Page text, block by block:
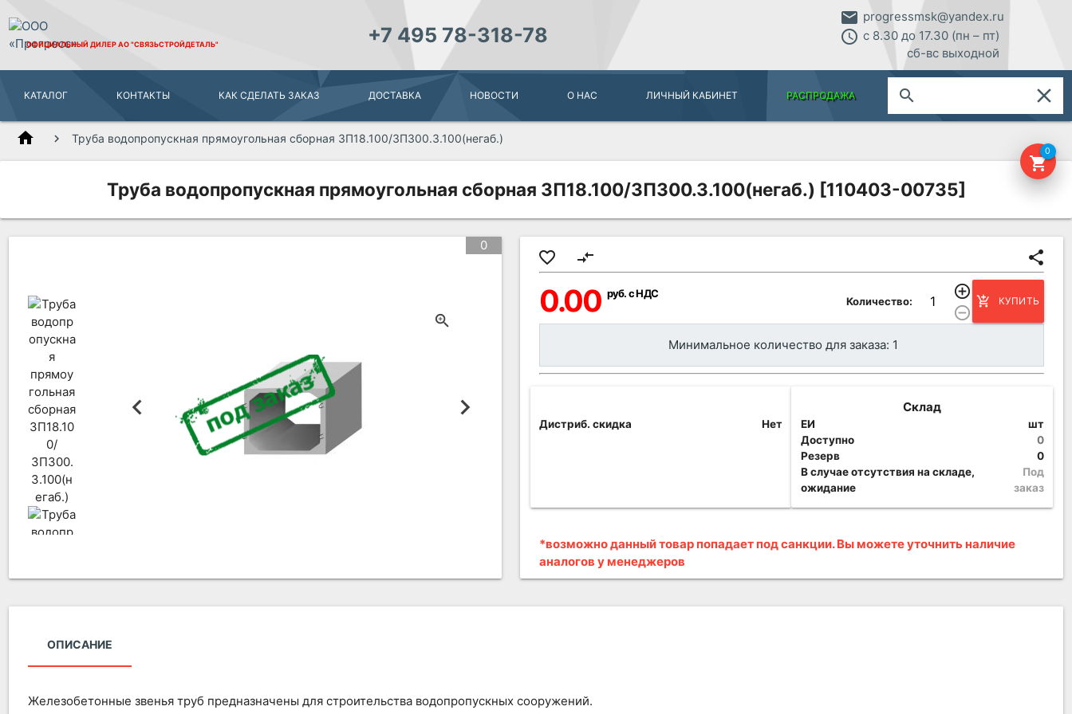
ОФИЦИАЛЬНЫЙ ДИЛЕРАО "СВЯЗЬСТРОЙДЕТАЛЬ" +7 495 78-318-78
email progressmsk@yandex.ru
access_time с 8.30 до 17.30 (пн – пт)
сб-вс выходной
КАТАЛОГ КОНТАКТЫ КАК СДЕЛАТЬ ЗАКАЗ ДОСТАВКА НОВОСТИ О НАС ЛИЧНЫЙ КАБИНЕТ РАСПРОДАЖА search close
shopping_cart
0
home Труба водопропускная прямоугольная сборная ЗП18.100/ЗП300.3.100(негаб.)
Труба водопропускная прямоугольная сборная ЗП18.100/ЗП300.3.100(негаб.) [110403-00735]
0
favorite_border compare_arrows share
0.00 руб. с НДС
Количество:
add_circle_outline
remove_circle_outline
add_shopping_cart КУПИТЬ
Минимальное количество для заказа: 1
Дистриб. скидка Нет
Склад
ЕИ
шт
Доступно
0
Резерв
0
В случае отсутствия на складе,
ожидание
Под
заказ
*возможно данный товар попадает под санкции. Вы можете уточнить наличие
аналогов у менеджеров
ОПИСАНИЕ
Железобетонные звенья труб предназначены для строительства водопропускных сооружений.